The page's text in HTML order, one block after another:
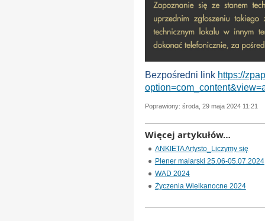
Bezpośredni link https://
Poprawiony: środa, 29 maja 2024 11:21
Więcej artykułów…
ANKIETA Artysto_Liczymy się
Plener malarski 25.06-05.07.2024
WAD 2024
Życzenia Wielkanocne 2024